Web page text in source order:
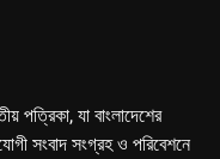
পত্রিকা, যা বাংলাদেশের
সংবাদ সংগ্রহ ও পরিবেশনে